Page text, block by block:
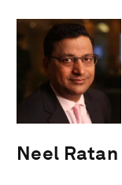
Neel Ratan